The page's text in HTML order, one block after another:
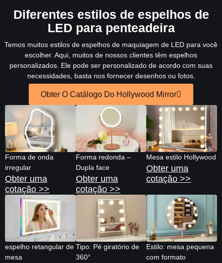
Diferentes estilos de espelhos de
LED para penteadeira
Temos muitos estilos de espelhos de maquiagem de LED para você
escolher. Aqui, muitos de nossos clientes têm espelhos
personalizados. Ele pode ser personalizado de acordo com suas
necessidades, basta nos fornecer desenhos ou fotos.
Obter O Catálogo Do Hollywood Mirror
Forma de onda
irregular
Obter uma
cotação >>
Forma redonda –
Dupla face
Obter uma
cotação >>
Mesa estilo Hollywood
Obter uma
cotação >>
espelho retangular de
mesa
Tipo: Pé giratório de
360°
Estilo: mesa pequena
com formato